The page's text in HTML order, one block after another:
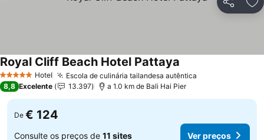
Partilhar
5 Estrelas Hotel Escola de culinária tailandesa autêntica
Royal Cliff Beach Hotel Pattaya
8,8 Excelente 13.397 a 1.0 km de Bali Hai Pier
De € 124
Consulte os preços de 11 sites Ver preços